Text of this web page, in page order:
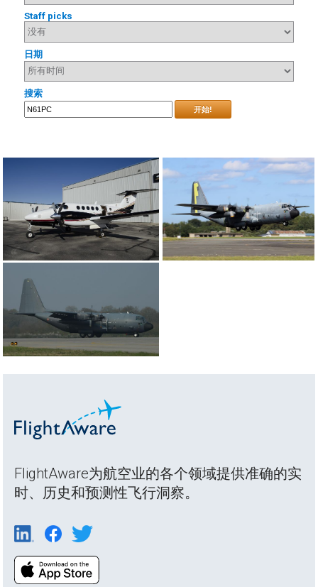
Staff picks
日期
搜索
开始!
FlightAware为航空业的各个领域提供准确的实
时、历史和预测性飞行洞察。